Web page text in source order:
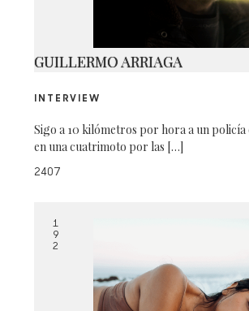
CAPTURA DE
11 A LAS 12.38.39
GUILLERMO ARRIAGA
INTERVIEW
Sigo a 10 kilómetros por hora a un policía
en una cuatrimoto por las […]
2407
1
9
2